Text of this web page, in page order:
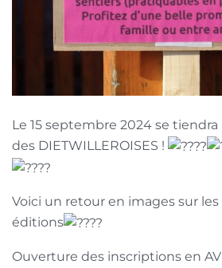
Le 15 septembre 2024 se
des DIETWILLEROISES !
Voici un retour en images sur
éditions
Ouverture des inscriptions en